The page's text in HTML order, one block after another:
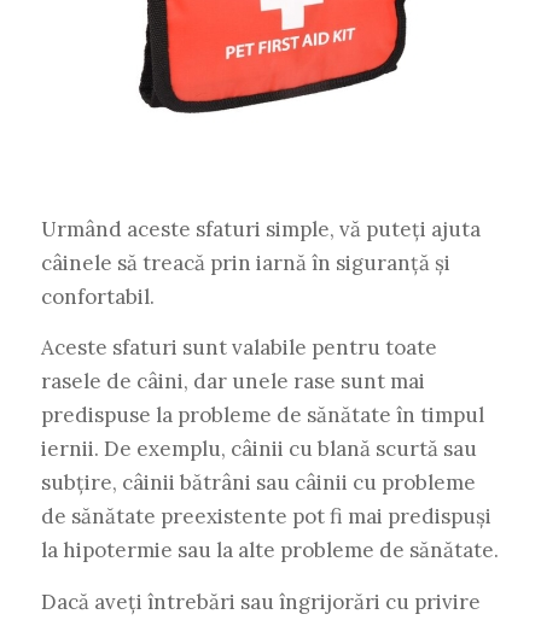
Urmând aceste sfaturi simple, vă puteți ajuta
câinele să treacă prin iarnă în siguranță și
confortabil.
Aceste sfaturi sunt valabile pentru toate
rasele de câini, dar unele rase sunt mai
predispuse la probleme de sănătate în timpul
iernii. De exemplu, câinii cu blană scurtă sau
subțire, câinii bătrâni sau câinii cu probleme
de sănătate preexistente pot fi mai predispuși
la hipotermie sau la alte probleme de sănătate.
Dacă aveți întrebări sau îngrijorări cu privire